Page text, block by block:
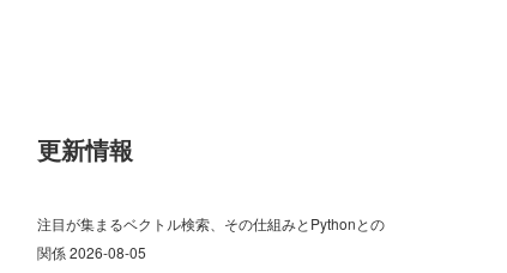
更新情報
注目が集まるベクトル検索、その仕組みとPythonとの
関係2026-08-05